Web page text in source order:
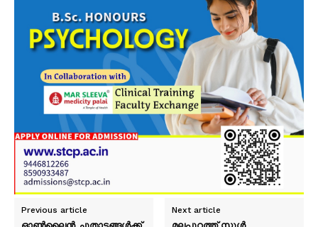
Previous article Next article